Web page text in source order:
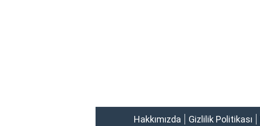
Hakkımızda Gizlilik Politikası